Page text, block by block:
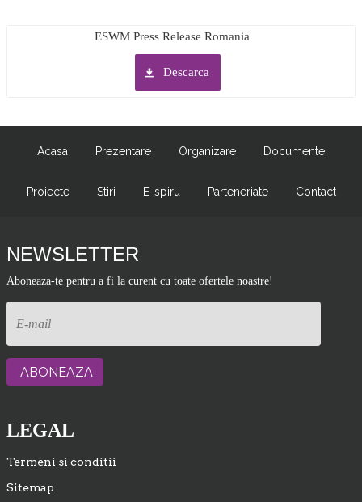
ESWM Press Release Romania
Descarca
Acasa Prezentare Organizare Documente
Proiecte Stiri E-spiru Parteneriate Contact
NEWSLETTER
Aboneaza-te pentru a fi la curent cu toate ofertele noastre!
LEGAL
Termeni si conditii
Sitemap